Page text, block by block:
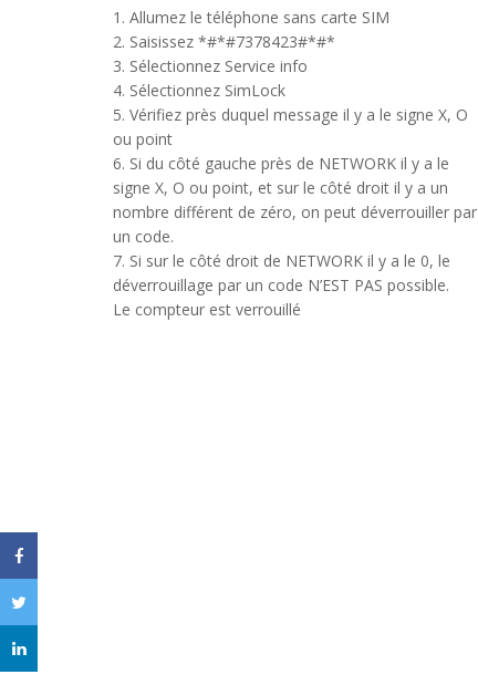
1. Allumez le téléphone sans carte SIM
2. Saisissez *#*#7378423#*#*
3. Sélectionnez Service info
4. Sélectionnez SimLock
5. Vérifiez près duquel message il y a le signe X, O
ou point
6. Si du côté gauche près de NETWORK il y a le
signe X, O ou point, et sur le côté droit il y a un
nombre différent de zéro, on peut déverrouiller par
un code.
7. Si sur le côté droit de NETWORK il y a le 0, le
déverrouillage par un code N’EST PAS possible.
Le compteur est verrouillé